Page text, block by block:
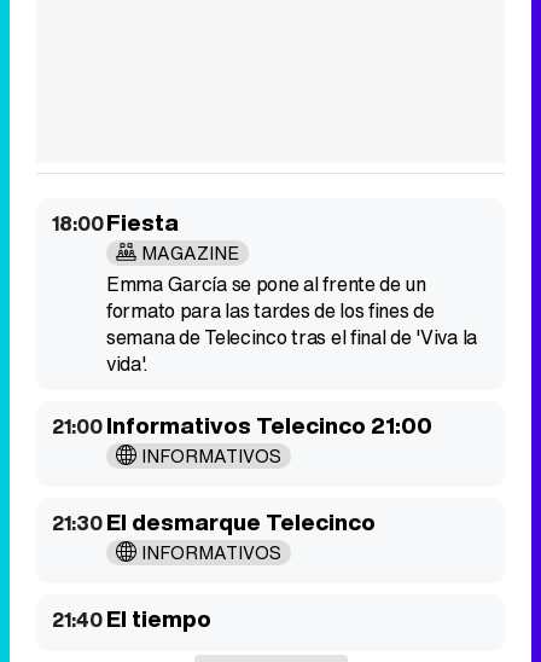
18:00Fiesta
MAGAZINE
Emma García se pone al frente de un
formato para las tardes de los fines de
semana de Telecinco tras el final de 'Viva la
vida'.
21:00Informativos Telecinco 21:00
INFORMATIVOS
21:30El desmarque Telecinco
INFORMATIVOS
21:40El tiempo